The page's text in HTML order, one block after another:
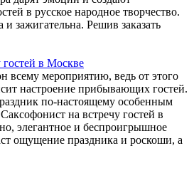
в русское народное творчество.
зажигательна. Решив заказать
гостей в Москве
всему мероприятию, ведь от этого
настроение прибывающих гостей.
по-настоящему особенным
на встречу гостей в
элегантное и беспроигрышное
ощущение праздника и роскоши, а